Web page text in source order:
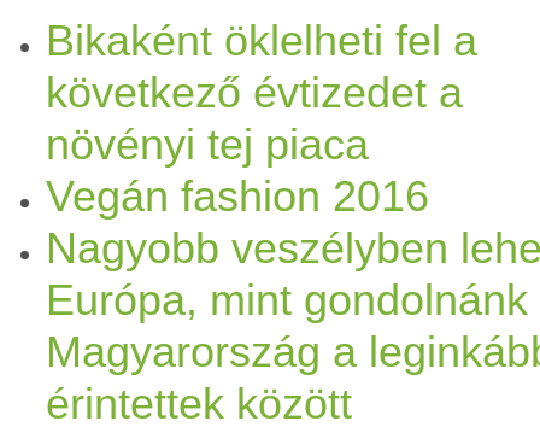
Bikaként öklelheti fel a
következő évtizedet a
növényi tej piaca
Vegán fashion 2016
Nagyobb veszélyben
Európa, mint gondolnánk
Magyarország a
érintettek között